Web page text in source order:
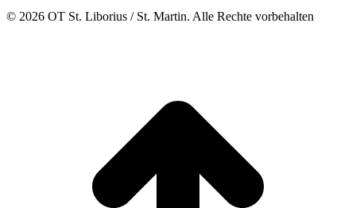
© 2026 OT St. Liborius / St. Martin. Alle Rechte vorbehalten